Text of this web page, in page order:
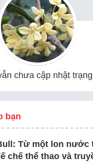
chưa cập nhật
bạn
Từ một lon nước
chế thể thao và